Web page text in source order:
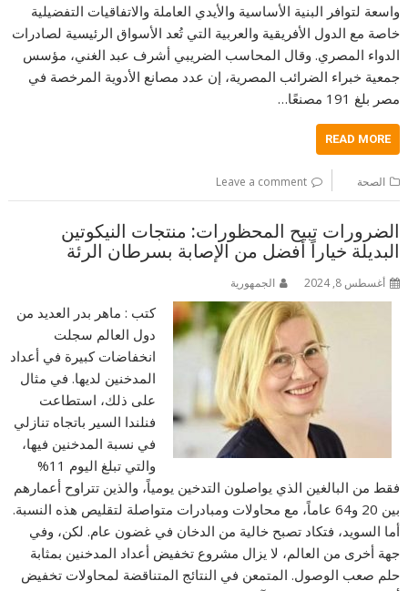
واسعة لتوافر البنية الأساسية والأيدي العاملة والاتفاقيات التفضيلية
خاصة مع الدول الأفريقية والعربية التي تُعد الأسواق الرئيسية لصادرات
الدواء المصري. وقال المحاسب الضريبي أشرف عبد الغني، مؤسس
جمعية خبراء الضرائب المصرية، إن عدد مصانع الأدوية المرخصة في
مصر بلغ 191 مصنعًا…
READ MORE
الصحة Leave a comment
الضرورات تبيح المحظورات: منتجات النيكوتين
البديلة خياراً أفضل من الإصابة بسرطان الرئة
أغسطس 8, 2024 الجمهورية
كتب : ماهر بدر العديد من
دول العالم سجلت
انخفاضات كبيرة في أعداد
المدخنين لديها. في مثال
على ذلك، استطاعت
فنلندا السير باتجاه تنازلي
في نسبة المدخنين فيها،
والتي تبلغ اليوم 11%
فقط من البالغين الذي يواصلون التدخين يومياً، والذين تتراوح أعمارهم
بين 20 و64 عاماً، مع محاولات ومبادرات متواصلة لتقليص هذه النسبة.
أما السويد، فتكاد تصبح خالية من الدخان في غضون عام. لكن، وفي
جهة أخرى من العالم، لا يزال مشروع تخفيض أعداد المدخنين بمثابة
حلم صعب الوصول. المتمعن في النتائج المتناقضة لمحاولات تخفيض